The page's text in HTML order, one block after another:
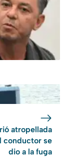
atropellada
conductor se
dio a la fuga